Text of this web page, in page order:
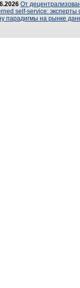
От
self-service: эксперты
парадигмы на рынке